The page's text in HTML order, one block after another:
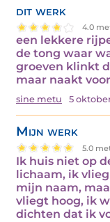
dit werk
4.0
een lekkere
de tong waar
groeven klinkt
maar naakt
sine metu 5 oktober
Mijn werk
5.0
Ik huis niet op
lichaam, ik
mijn naam,
vliegt hoog, ik
dichten dat ik